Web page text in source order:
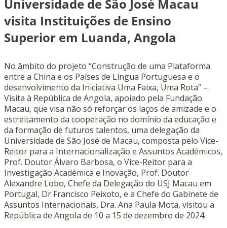
Universidade de São José Macau
visita Instituições de Ensino
Superior em Luanda, Angola
No âmbito do projeto “Construção de uma Plataforma
entre a China e os Países de Língua Portuguesa e o
desenvolvimento da Iniciativa Uma Faixa, Uma Rota” –
Visita à República de Angola, apoiado pela Fundação
Macau, que visa não só reforçar os laços de amizade e o
estreitamento da cooperação no domínio da educação e
da formação de futuros talentos, uma delegação da
Universidade de São José de Macau, composta pelo Vice-
Reitor para a Internacionalização e Assuntos Académicos,
Prof. Doutor Álvaro Barbosa, o Vice-Reitor para a
Investigação Académica e Inovação, Prof. Doutor
Alexandre Lobo, Chefe da Delegação do USJ Macau em
Portugal, Dr Francisco Peixoto, e a Chefe do Gabinete de
Assuntos Internacionais, Dra. Ana Paula Mota, visitou a
República de Angola de 10 a 15 de dezembro de 2024.